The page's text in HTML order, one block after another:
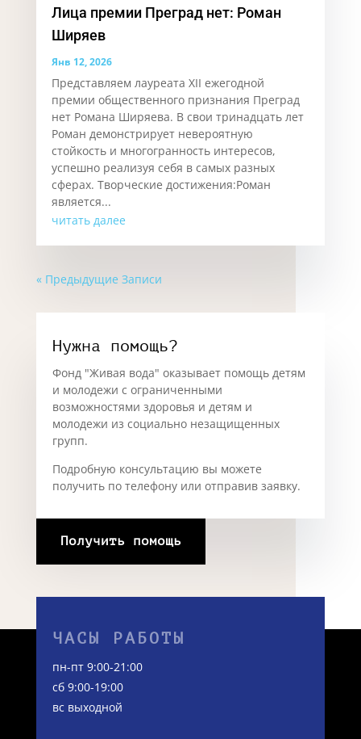
Лица премии Преград нет: Роман
Ширяев
Янв 12, 2026
Представляем лауреата XII ежегодной
премии общественного признания Преград
нет Романа Ширяева. В свои тринадцать лет
Роман демонстрирует невероятную
стойкость и многогранность интересов,
успешно реализуя себя в самых разных
сферах. Творческие достижения:Роман
является...
читать далее
« Предыдущие Записи
Нужна помощь?
Фонд "Живая вода" оказывает помощь детям
и молодежи с ограниченными
возможностями здоровья и детям и
молодежи из социально незащищенных
групп.
Подробную консультацию вы можете
получить по телефону или отправив заявку.
Получить помощь
ЧАСЫ РАБОТЫ
пн-пт 9:00-21:00
сб 9:00-19:00
вс выходной